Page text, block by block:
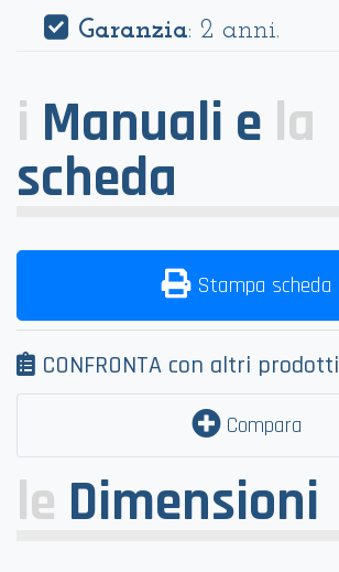
Garanzia: 2 anni.
i Manuali e la
scheda
Stampa scheda
CONFRONTA con altri prodotti
Compara
le Dimensioni